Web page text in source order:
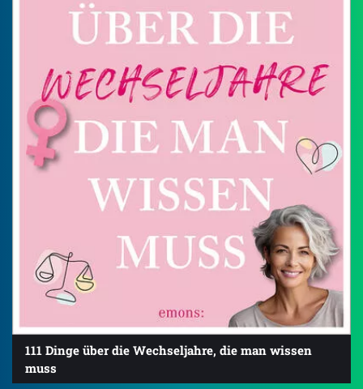
111 Dinge über die Wechseljahre, die man wissen
muss